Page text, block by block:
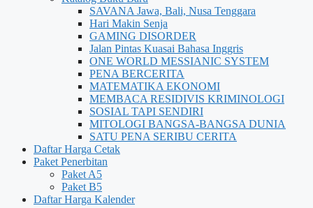
SAVANA Jawa, Bali, Nusa Tenggara
Hari Makin Senja
GAMING DISORDER
Jalan Pintas Kuasai Bahasa Inggris
ONE WORLD MESSIANIC SYSTEM
PENA BERCERITA
MATEMATIKA EKONOMI
MEMBACA RESIDIVIS KRIMINOLOGI
SOSIAL TAPI SENDIRI
MITOLOGI BANGSA-BANGSA DUNIA
SATU PENA SERIBU CERITA
Daftar Harga Cetak
Paket Penerbitan
Paket A5
Paket B5
Daftar Harga Kalender